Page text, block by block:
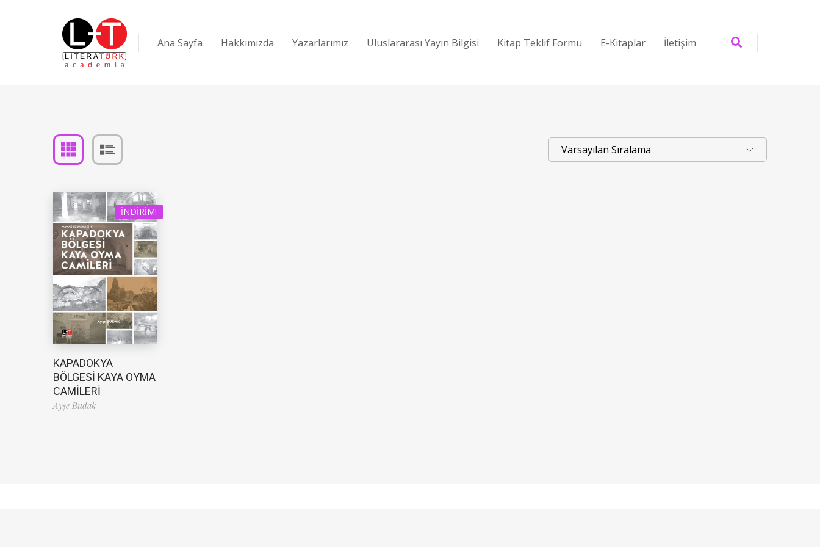
Ana Sayfa Hakkımızda Yazarlarımız Uluslararası Yayın Bilgisi Kitap Teklif Formu E-Kitaplar İletişim
İNDIRIM!
KAPADOKYA
BÖLGESİ KAYA OYMA
CAMİLERİ
Ayşe Budak